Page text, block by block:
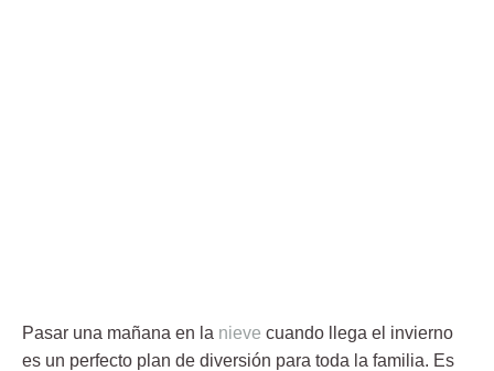
Pasar una mañana en la nieve cuando llega el invierno
es un perfecto plan de diversión para toda la familia. Es